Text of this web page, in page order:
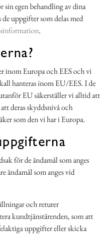
sin egen behandling av dina
uppgifter som delas med
.
inom Europa och EES och vi
hanteras inom EU/EES. I de
EU säkerställer vi alltid att
deras skyddsnivå och
som den vi har i Europa.
för de ändamål som anges
ändamål som anges vid
och returer
kundtjänstärenden, som att
uppgifter eller skicka